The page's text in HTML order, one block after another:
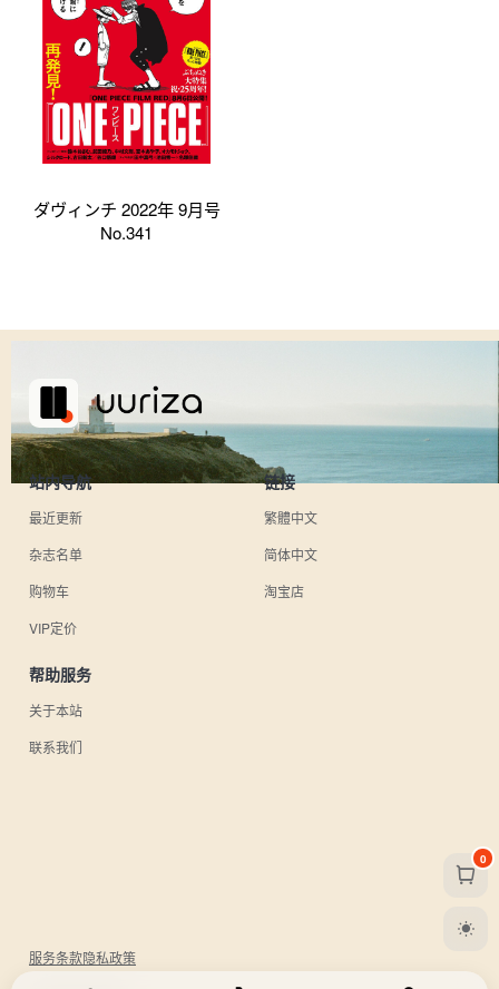
ダヴィンチ 2022年 9月号
No.341
站内导航
最近更新
杂志名单
购物车
VIP定价
链接
繁體中文
简体中文
淘宝店
帮助服务
关于本站
联系我们
服务条款隐私政策
0